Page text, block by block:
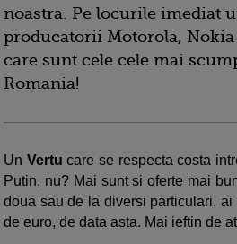
noastra. Pe locurile imediat
producatorii Motorola, Nokia
care sunt cele cele mai
Romania!
Un Vertu care se respecta costa
Putin, nu? Mai sunt si oferte mai
doua sau de la diversi particulari,
de euro, de data asta. Mai ieftin de